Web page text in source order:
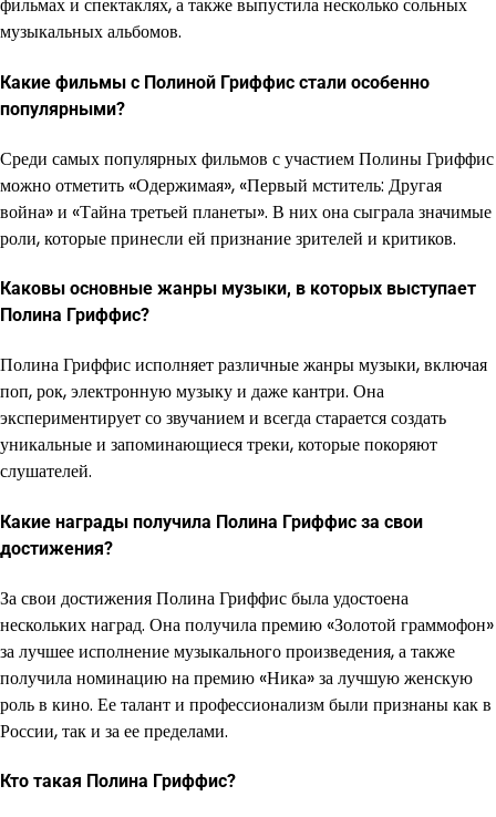
фильмах и спектаклях, а также выпустила несколько сольных
музыкальных альбомов.
Какие фильмы с Полиной Гриффис стали особенно
популярными?
Среди самых популярных фильмов с участием Полины Гриффис
можно отметить «Одержимая», «Первый мститель: Другая
война» и «Тайна третьей планеты». В них она сыграла значимые
роли, которые принесли ей признание зрителей и критиков.
Каковы основные жанры музыки, в которых выступает
Полина Гриффис?
Полина Гриффис исполняет различные жанры музыки, включая
поп, рок, электронную музыку и даже кантри. Она
экспериментирует со звучанием и всегда старается создать
уникальные и запоминающиеся треки, которые покоряют
слушателей.
Какие награды получила Полина Гриффис за свои
достижения?
За свои достижения Полина Гриффис была удостоена
нескольких наград. Она получила премию «Золотой граммофон»
за лучшее исполнение музыкального произведения, а также
получила номинацию на премию «Ника» за лучшую женскую
роль в кино. Ее талант и профессионализм были признаны как в
России, так и за ее пределами.
Кто такая Полина Гриффис?